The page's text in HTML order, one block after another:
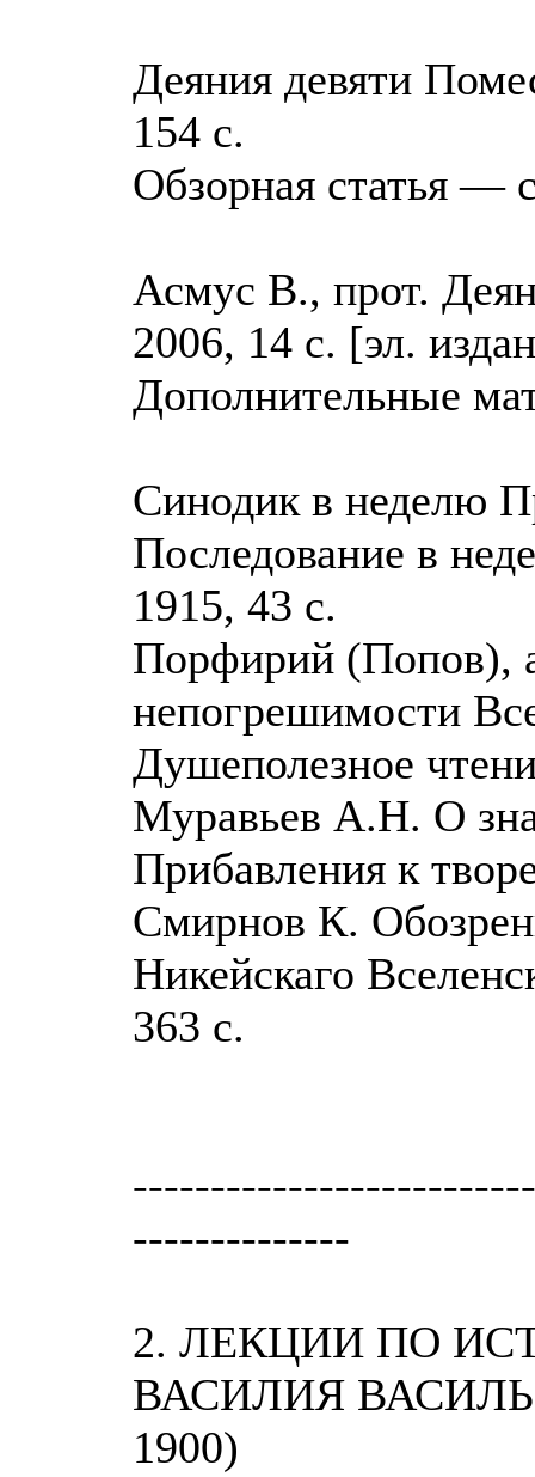
Деяния девяти
154 с.
Обзорная статья —
Асмус В., прот.
2006, 14 с. [эл.
Дополнительные
Синодик в неделю
Последование в
1915, 43 с.
Порфирий (Попов),
непогрешимости
Душеполезное
Муравьев А.Н. О
Прибавления к
Смирнов К.
Никейскаго
363 с.
--------------
2. ЛЕКЦИИ ПО
ВАСИЛИЯ
1900)